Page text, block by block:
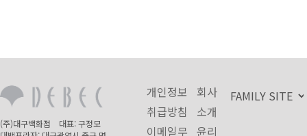
(주)대구백화점 대표: 구정모
개인정보
취급방침
이메일무
회사
소개
윤리